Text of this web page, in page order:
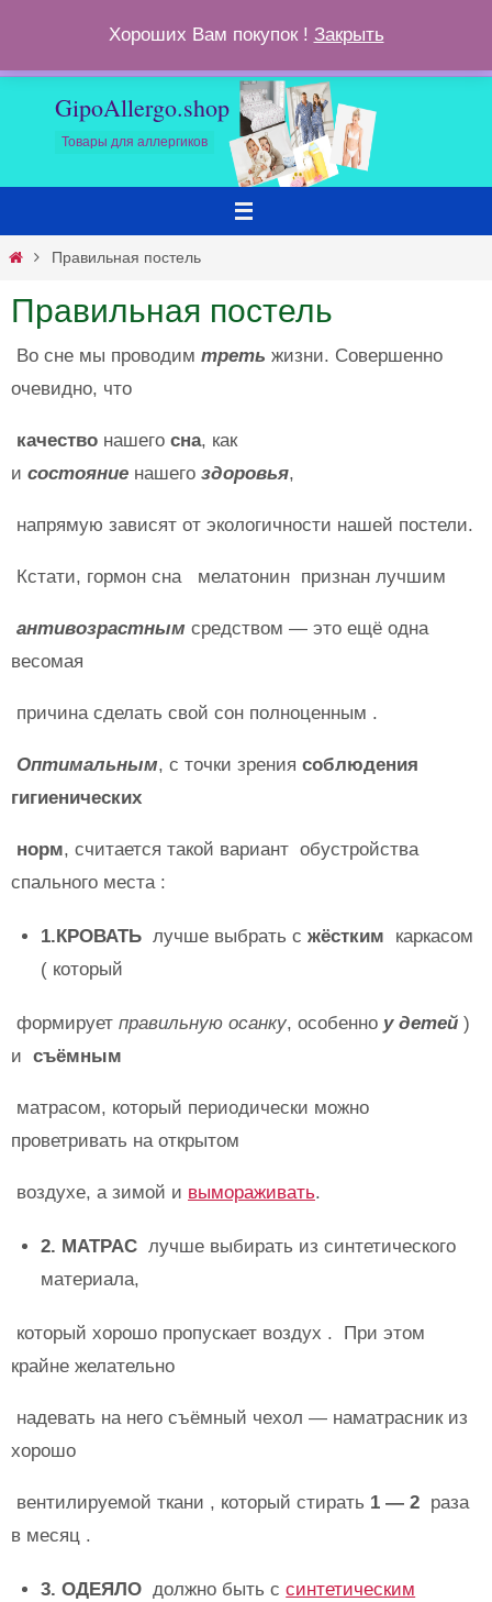
ОПЛАТА И ДОСТАВКА ПОЛИТИКА ВОЗВРАТА
КОРЗИНА
GipoAllergo.shop
Товары для аллергиков
Главная
Правильная постель
Правильная постель
Во сне мы проводим треть жизни. Совершенно
очевидно, что
качество нашего сна, как
и состояние нашего здоровья,
напрямую зависят от экологичности нашей постели.
Кстати, гормон сна мелатонин признан лучшим
антивозрастным средством — это ещё одна
весомая
причина сделать свой сон полноценным .
Оптимальным, с точки зрения соблюдения
гигиенических
норм, считается такой вариант обустройства
спального места :
1.КРОВАТЬ лучше выбрать сжёстким каркасом
( который
формирует правильную осанку, особенно у детей )
и съёмным
матрасом, который периодически можно
проветривать на открытом
воздухе, а зимой и вымораживать.
2. МАТРАС лучше выбирать из синтетического
материала,
который хорошо пропускает воздух . При этом
крайне желательно
надевать на него съёмный чехол — наматрасник из
хорошо
вентилируемой ткани , который стирать 1 — 2 раза
в месяц .
3. ОДЕЯЛОдолжно быть ссинтетическим
Хороших Вам покупок ! Закрыть